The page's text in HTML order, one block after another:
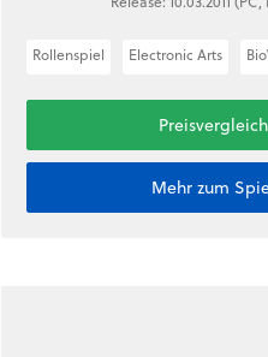
Rollenspiel Electronic Arts
Preisvergleich
Mehr zum